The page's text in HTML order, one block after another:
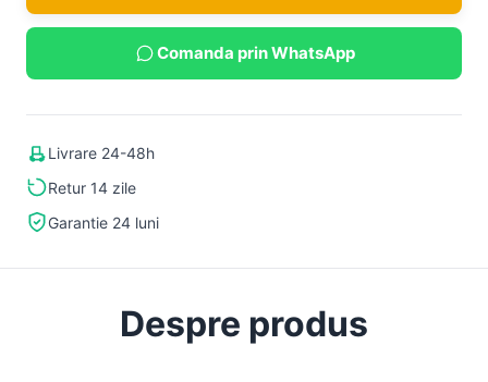
Comanda prin WhatsApp
Livrare 24-48h
Retur 14 zile
Garantie 24 luni
Despre produs